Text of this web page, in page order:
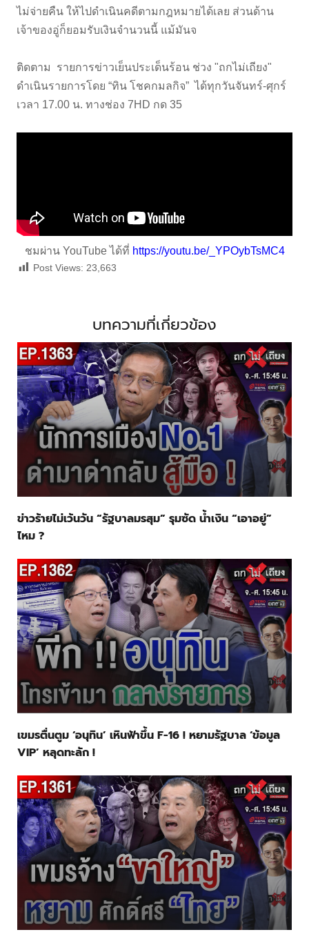
ไม่จ่ายคืน ให้ไปดำเนินคดีตามกฎหมายได้เลย ส่วนด้าน
เจ้าของอู่ก็ยอมรับเงินจำนวนนี้ แม้มันจ
ติดตาม รายการข่าวเย็นประเด็นร้อน ช่วง "ถกไม่เถียง"
ดำเนินรายการโดย “ทิน โชคกมลกิจ” ได้ทุกวันจันทร์-ศุกร์
เวลา 17.00 น. ทางช่อง 7HD กด 35
ชมผ่าน YouTube ได้ที่ https://youtu.be/_YPOybTsMC4
Post Views: 23,663
บทความที่เกี่ยวข้อง
ข่าวร้ายไม่เว้นวัน “รัฐบาลมรสุม” รุมซัด น้ำเงิน “เอาอยู่”
ไหม ?
เขมรตื่นตูม ‘อนุทิน’ เหินฟ้าขึ้น F-16 ! หยามรัฐบาล ‘ข้อมูล
VIP’ หลุดทะลัก !